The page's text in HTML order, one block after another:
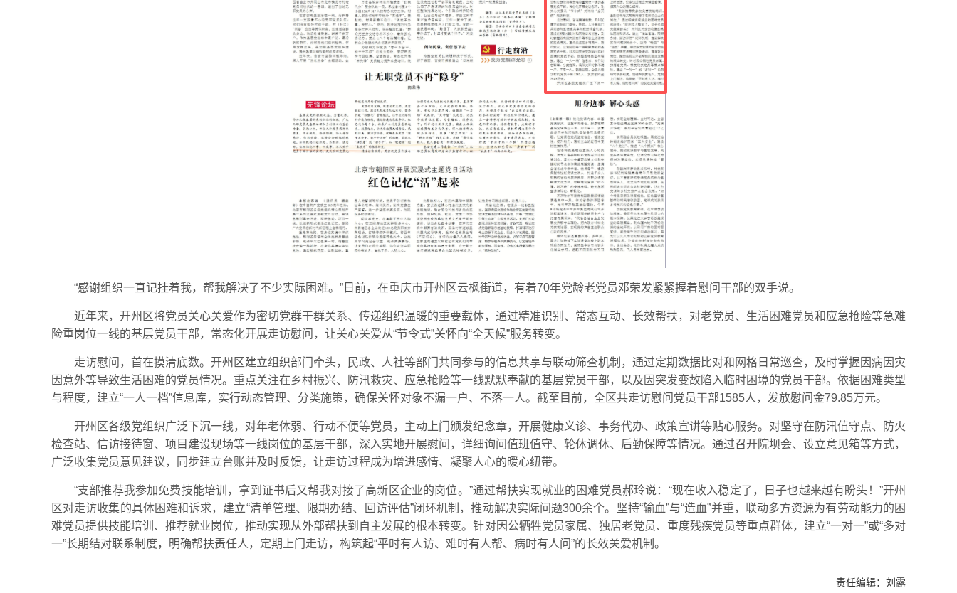
“感谢组织一直记挂着我，帮我解决了不少实际困难。”日前，在重庆市开州区云枫街道，有着70年党龄老党员邓荣发紧紧握着慰问干部的双手说。
近年来，开州区将党员关心关爱作为密切党群干群关系、传递组织温暖的重要载体，通过精准识别、常态互动、长效帮扶，对老党员、生活困难党员和应急抢险等急难
险重岗位一线的基层党员干部，常态化开展走访慰问，让关心关爱从“节令式”关怀向“全天候”服务转变。
走访慰问，首在摸清底数。开州区建立组织部门牵头，民政、人社等部门共同参与的信息共享与联动筛查机制，通过定期数据比对和网格日常巡查，及时掌握因病因灾
因意外等导致生活困难的党员情况。重点关注在乡村振兴、防汛救灾、应急抢险等一线默默奉献的基层党员干部，以及因突发变故陷入临时困境的党员干部。依据困难类型
与程度，建立“一人一档”信息库，实行动态管理、分类施策，确保关怀对象不漏一户、不落一人。截至目前，全区共走访慰问党员干部1585人，发放慰问金79.85万元。
开州区各级党组织广泛下沉一线，对年老体弱、行动不便等党员，主动上门颁发纪念章，开展健康义诊、事务代办、政策宣讲等贴心服务。对坚守在防汛值守点、防火
检查站、信访接待窗、项目建设现场等一线岗位的基层干部，深入实地开展慰问，详细询问值班值守、轮休调休、后勤保障等情况。通过召开院坝会、设立意见箱等方式，
广泛收集党员意见建议，同步建立台账并及时反馈，让走访过程成为增进感情、凝聚人心的暖心纽带。
“支部推荐我参加免费技能培训，拿到证书后又帮我对接了高新区企业的岗位。”通过帮扶实现就业的困难党员郝玲说：“现在收入稳定了，日子也越来越有盼头！”开州
区对走访收集的具体困难和诉求，建立“清单管理、限期办结、回访评估”闭环机制，推动解决实际问题300余个。坚持“输血”与“造血”并重，联动多方资源为有劳动能力的困
难党员提供技能培训、推荐就业岗位，推动实现从外部帮扶到自主发展的根本转变。针对因公牺牲党员家属、独居老党员、重度残疾党员等重点群体，建立“一对一”或“多对
一”长期结对联系制度，明确帮扶责任人，定期上门走访，构筑起“平时有人访、难时有人帮、病时有人问”的长效关爱机制。
责任编辑： 刘露